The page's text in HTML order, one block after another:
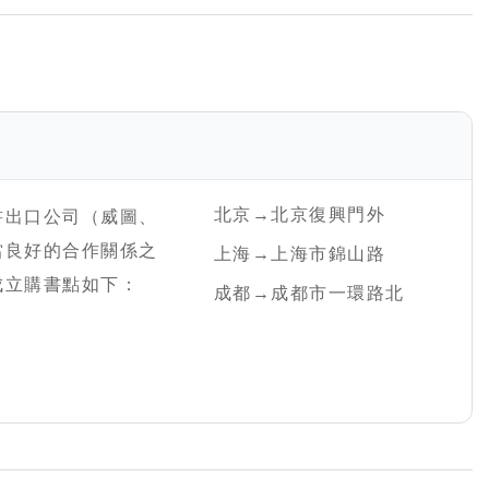
口公司（威圖、
好的合作關係之
購書點如下：
北京→北京復興門外
上海→上海市錦山路
成都→成都市一環路北